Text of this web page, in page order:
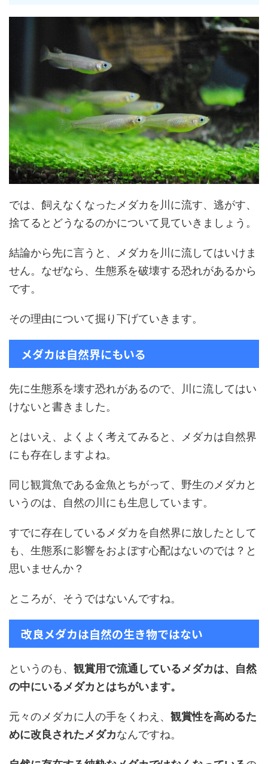
では、飼えなくなったメダカを川に流す、逃がす、
捨てるとどうなるのかについて見ていきましょう。
結論から先に言うと、メダカを川に流してはいけま
せん。なぜなら、生態系を破壊する恐れがあるから
です。
その理由について掘り下げていきます。
メダカは自然界にもいる
先に生態系を壊す恐れがあるので、川に流してはい
けないと書きました。
とはいえ、よくよく考えてみると、メダカは自然界
にも存在しますよね。
同じ観賞魚である金魚とちがって、野生のメダカと
いうのは、自然の川にも生息しています。
すでに存在しているメダカを自然界に放したとして
も、生態系に影響をおよぼす心配はないのでは？と
思いませんか？
ところが、そうではないんですね。
改良メダカは自然の生き物ではない
というのも、 観賞用で流通しているメダカは、自然
の中にいるメダカとはちがいます。
元々のメダカに人の手をくわえ、 観賞性を高めるた
めに改良されたメダカなんですね。